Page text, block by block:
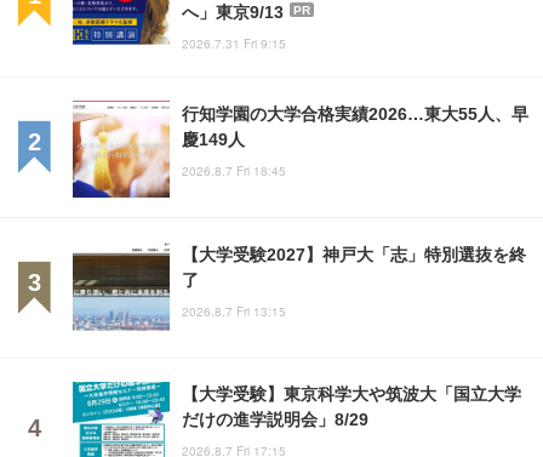
へ」東京9/13
PR
2026.7.31 Fri 9:15
行知学園の大学合格実績2026…東大55人、早
慶149人
2026.8.7 Fri 18:45
【大学受験2027】神戸大「志」特別選抜を終
了
2026.8.7 Fri 13:15
【大学受験】東京科学大や筑波大「国立大学
だけの進学説明会」8/29
2026.8.7 Fri 17:15